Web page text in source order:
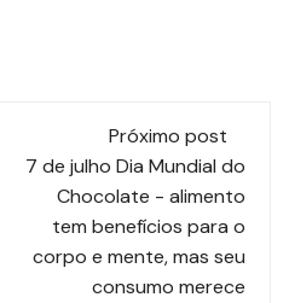
Próximo post
7 de julho Dia Mundial do
Chocolate - alimento
tem benefícios para o
corpo e mente, mas seu
consumo merece